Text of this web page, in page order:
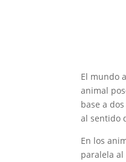
El mundo
animal
base a
al sentido
En los
paralela